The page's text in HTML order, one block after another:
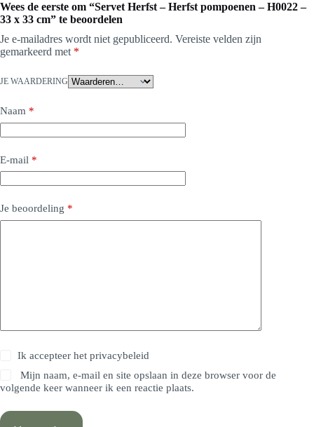
Wees de eerste om “Servet Herfst – Herfst pompoenen – H0022 –
33 x 33 cm” te beoordelen
Je e-mailadres wordt niet gepubliceerd. Vereiste velden zijn
gemarkeerd met *
JE WAARDERING
Naam *
E-mail *
Je beoordeling *
Ik accepteer hetprivacybeleid
Mijn naam, e-mail en site opslaan in deze browser voor de
volgende keer wanneer ik een reactie plaats.